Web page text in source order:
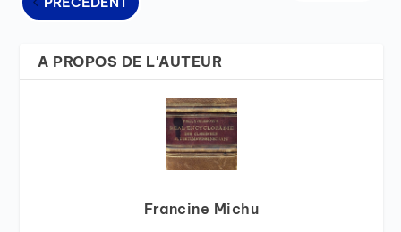
A PROPOS DE L'AUTEUR
Francine Michu